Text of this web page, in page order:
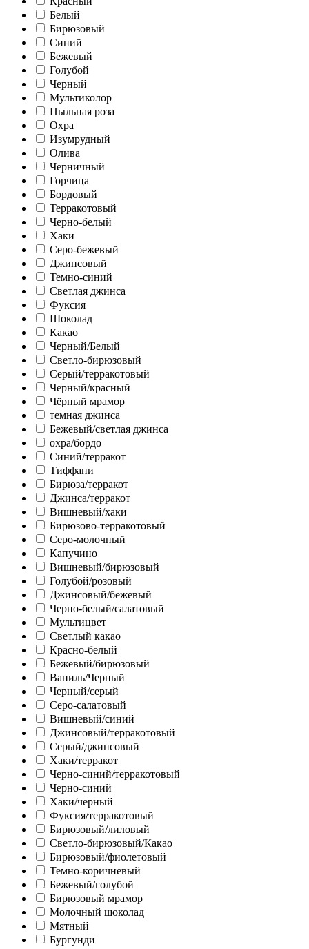
Белый
Бирюзовый
Синий
Бежевый
Голубой
Черный
Мультиколор
Пыльная роза
Охра
Изумрудный
Олива
Черничный
Горчица
Бордовый
Терракотовый
Черно-белый
Хаки
Серо-бежевый
Джинсовый
Темно-синий
Светлая джинса
Фуксия
Шоколад
Какао
Черный/Белый
Светло-бирюзовый
Серый/терракотовый
Черный/красный
Чёрный мрамор
темная джинса
Бежевый/светлая джинса
охра/бордо
Синий/терракот
Тиффани
Бирюза/терракот
Джинса/терракот
Вишневый/хаки
Бирюзово-терракотовый
Серо-молочный
Капучино
Вишневый/бирюзовый
Голубой/розовый
Джинсовый/бежевый
Черно-белый/салатовый
Мультицвет
Светлый какао
Красно-белый
Бежевый/бирюзовый
Ваниль/Черный
Черный/серый
Серо-салатовый
Вишневый/синий
Джинсовый/терракотовый
Серый/джинсовый
Хаки/терракот
Черно-синий/терракотовый
Черно-синий
Хаки/черный
Фуксия/терракотовый
Бирюзовый/лиловый
Светло-бирюзовый/Какао
Бирюзовый/фиолетовый
Темно-коричневый
Бежевый/голубой
Бирюзовый мрамор
Молочный шоколад
Мятный
Бургунди